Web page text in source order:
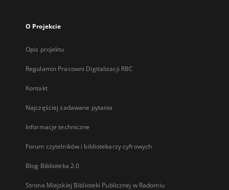
O Projekcie
Opis projektu
Regulamin Pracowni Digitalizacji RBC
Kontakt
Najczęściej zadawane pytania
Informacje techniczne
Forum czytelników i bibliotekarzy cyfrowych
Blog Biblioteka 2.0
Strona Miejskiej Biblioteki Publicznej w Radomiu